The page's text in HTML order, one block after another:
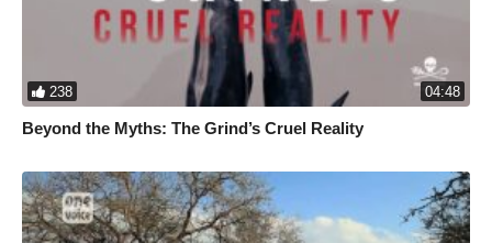
238 04:48
Beyond the Myths: The Grind’s Cruel Reality